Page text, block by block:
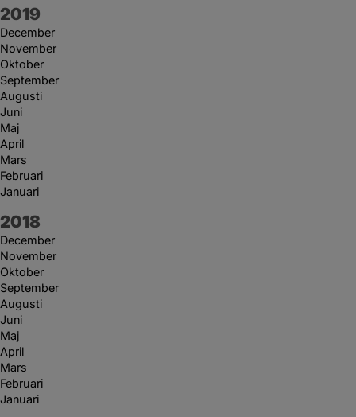
År:
2019
December
November
Oktober
September
Augusti
Juni
Maj
April
Mars
Februari
Januari
År:
2018
December
November
Oktober
September
Augusti
Juni
Maj
April
Mars
Februari
Januari